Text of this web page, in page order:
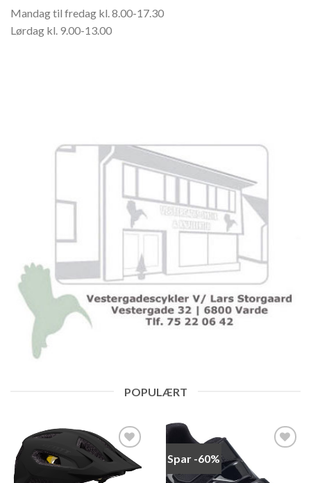
Mandag til fredag kl. 8.00-17.30
Lørdag kl. 9.00-13.00
POPULÆRT
Spar -60%